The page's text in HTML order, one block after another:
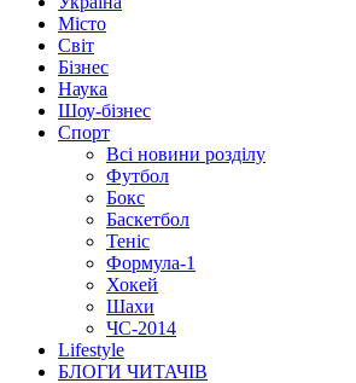
Місто
Світ
Бізнес
Наука
Шоу-бізнес
Спорт
Всі новини розділу
Футбол
Бокс
Баскетбол
Теніс
Формула-1
Хокей
Шахи
ЧС-2014
Lifestyle
БЛОГИ ЧИТАЧІВ